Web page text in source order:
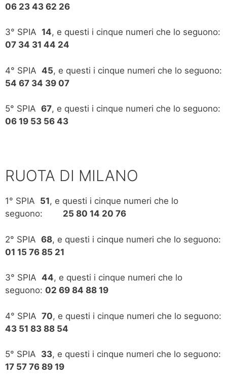
06 23 43 62 26
3° SPIA 14, e questi i cinque numeri che lo seguono:
07 34 31 44 24
4° SPIA 45, e questi i cinque numeri che lo seguono:
54 67 34 39 07
5° SPIA 67, e questi i cinque numeri che lo seguono:
06 19 53 56 43
RUOTA DI MILANO
1° SPIA 51, e questi i cinque numeri che lo
seguono: 25 80 14 20 76
2° SPIA 68, e questi i cinque numeri che lo seguono:
01 15 76 85 21
3° SPIA 44, e questi i cinque numeri che lo
seguono: 02 69 84 88 19
4° SPIA 70, e questi i cinque numeri che lo seguono:
43 51 83 88 54
5° SPIA 33, e questi i cinque numeri che lo seguono:
17 57 76 89 19